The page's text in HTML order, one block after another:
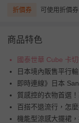
折價券 可使用折價券
商品特色
國泰世華 Cube 卡
日本境內販售平行輸
即時連線》日本
質感控的衣物首選
百搭不退流行，怎
機能型涼感大擺裙